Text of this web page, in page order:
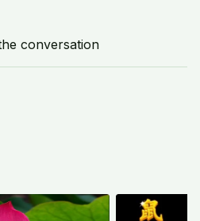
conversation